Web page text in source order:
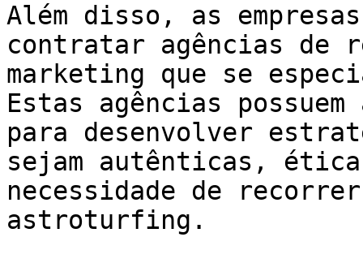
Além disso, as
contratar agências de
marketing que se
Estas agências
para desenvolver
sejam autênticas,
necessidade de
astroturfing.